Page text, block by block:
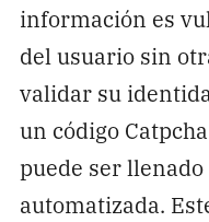
información es
del usuario sin
validar su
un código
puede ser
automatizada.